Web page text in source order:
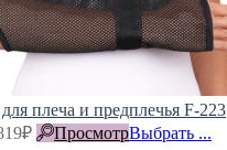
плеча и предплечья F-223
₽ ПросмотрВыбрать ...